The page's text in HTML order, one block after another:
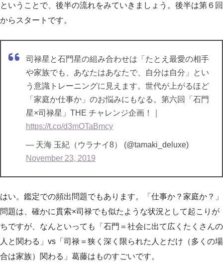
ということで、後半の流れをみていきましょう。後半は第６回
からスタートです。
司禄星と石門星の組み合わせは「たとえ最愛の相手
や家族でも、あなたはあなたで、自分は自分」とい
う意識トレーニングに見えます。世代が上がるほど
「家庭か仕事か」のお悩みにもなる。第六回「石門
星×司禄星」THE チャレンジ企画！｜
https://t.co/d3mOTaBmcy
— 天海 玉紀（ウラナイ8） (@tamaki_deluxe)
November 23, 2019
はい。鑑定での頻出問題でもあります。「仕事か？家庭か？」
問題は、確かに貫索×司禄でも似たような状況として起こりが
ちですが、なんといっても「石門＝社会に出て広くたくさんの
人と関わる」vs「司禄＝狭く深く限られた人とだけ（多くの場
合は家族）関わる」葛藤はものすごいです。